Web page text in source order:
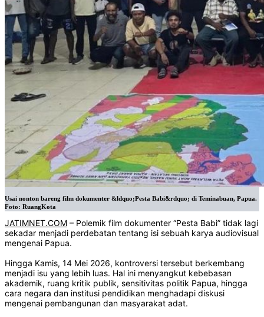
Usai nonton bareng film dokumenter &ldquo;Pesta Babi&rdquo; di Teminabuan, Papua.
Foto: RuangKota
JATIMNET.COM – Polemik film dokumenter “Pesta Babi” tidak lagi
sekadar menjadi perdebatan tentang isi sebuah karya audiovisual
mengenai Papua.
Hingga Kamis, 14 Mei 2026, kontroversi tersebut berkembang
menjadi isu yang lebih luas. Hal ini menyangkut kebebasan
akademik, ruang kritik publik, sensitivitas politik Papua, hingga
cara negara dan institusi pendidikan menghadapi diskusi
mengenai pembangunan dan masyarakat adat.